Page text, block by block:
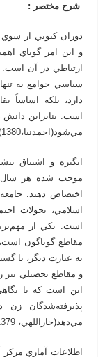
شرح مختصر :
دوران کنوني از
و اين امر گوياي
ارتباطي در آن است.
سياسي جوامع به
دارد، بلکه اساساً
است. بنابراين
مي‌شود(احمدنيا،1380).
انگيزه و اشتياق
موجب شده هر سال
اختصاص دهند.
اسلامي، تحولات
است. يکي از
مقاطع گوناگون
به عبارت ديگر، با
و مقاطع تحصيلي نيز
اين است که با
پذيرفته‌شدگان
مي‌دهد(جاراللهي، 1379).